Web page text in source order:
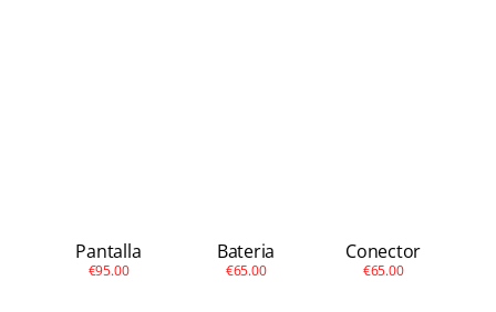
Pantalla
€95.00
Bateria
€65.00
Conector
€65.00